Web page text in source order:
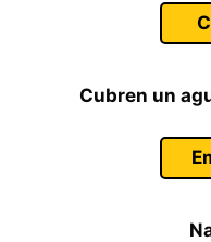
Cubren un